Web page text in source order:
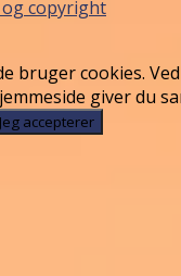
copyright
bruger cookies.
giver du
Jeg accepterer